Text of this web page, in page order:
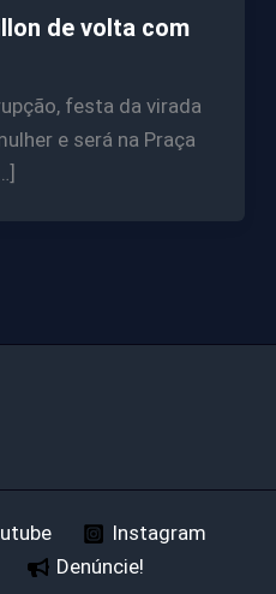
de volta com
festa da virada
e será na Praça
Instagram
Denúncie!